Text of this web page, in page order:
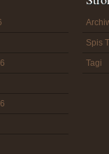
Spis
Tagi